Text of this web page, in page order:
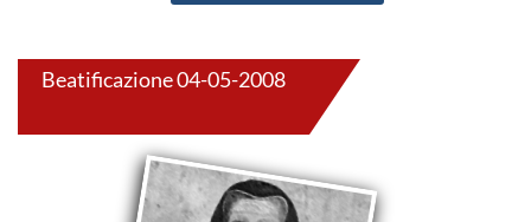
Beatificazione 04-05-2008